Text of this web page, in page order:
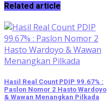
Related article
Hasil Real Count PDIP 99.67% :
Paslon Nomor 2 Hasto Wardoyo
& Wawan Menangkan Pilkada